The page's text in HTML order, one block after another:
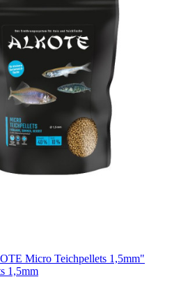
Micro Teichpellets 1,5mm"
1,5mm